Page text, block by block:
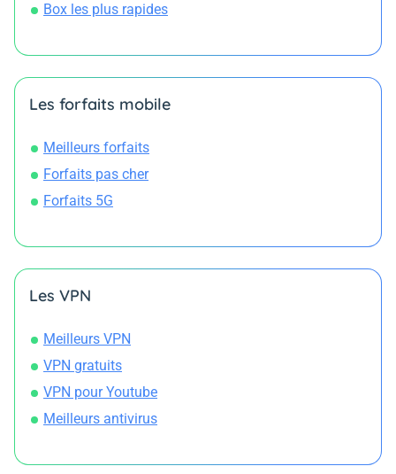
Box les plus rapides
Les forfaits mobile
Meilleurs forfaits
Forfaits pas cher
Forfaits 5G
Les VPN
Meilleurs VPN
VPN gratuits
VPN pour Youtube
Meilleurs antivirus